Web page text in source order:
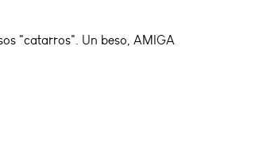
"catarros". Un beso, AMIGA